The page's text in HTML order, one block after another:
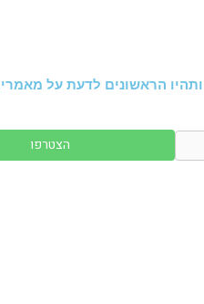
הראשונים לדעת על